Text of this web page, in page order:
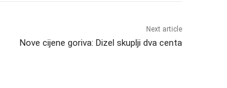
Next article
Nove cijene goriva: Dizel skuplji dva centa